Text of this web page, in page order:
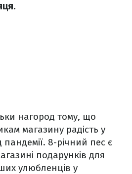
нагород тому, що
магазину радість у
8-річний пес є
подарунків для
улюбленців у